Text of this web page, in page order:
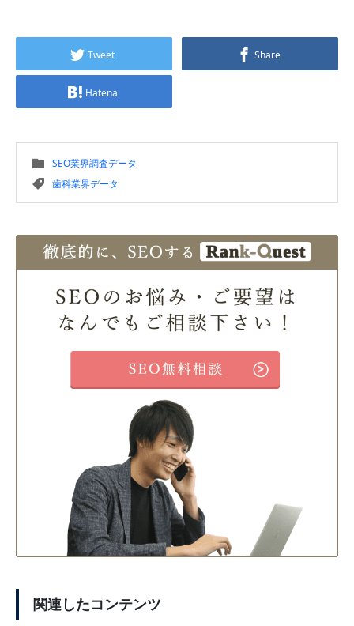
Tweet Share
Hatena
SEO業界調査データ
歯科業界データ
関連したコンテンツ